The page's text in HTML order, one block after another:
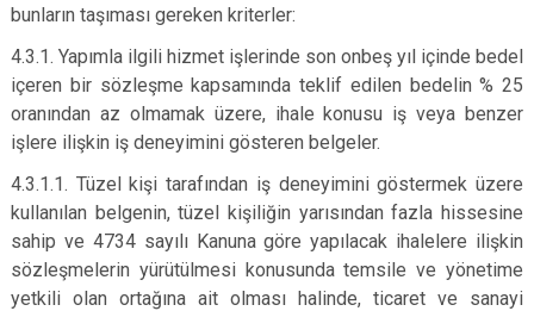
bunların taşıması gereken kriterler:
4.3.1. Yapımla ilgili hizmet işlerinde son onbeş yıl içinde bedel
içeren bir sözleşme kapsamında teklif edilen bedelin % 25
oranından az olmamak üzere, ihale konusu iş veya benzer
işlere ilişkin iş deneyimini gösteren belgeler.
4.3.1.1. Tüzel kişi tarafından iş deneyimini göstermek üzere
kullanılan belgenin, tüzel kişiliğin yarısından fazla hissesine
sahip ve 4734 sayılı Kanuna göre yapılacak ihalelere ilişkin
sözleşmelerin yürütülmesi konusunda temsile ve yönetime
yetkili olan ortağına ait olması halinde, ticaret ve sanayi